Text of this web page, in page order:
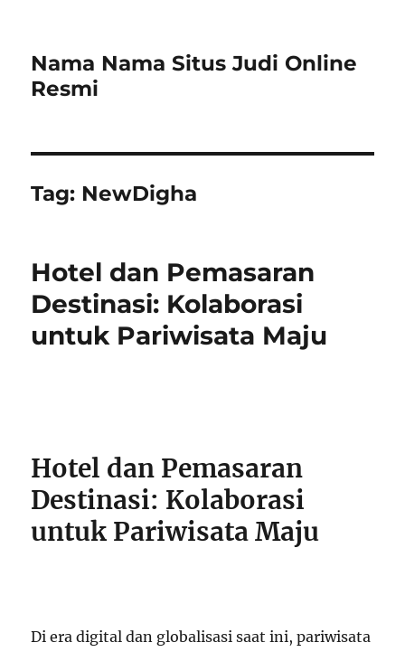
Nama Nama Situs Judi Online
Resmi
Tag: NewDigha
Hotel dan Pemasaran
Destinasi: Kolaborasi
untuk Pariwisata Maju
Hotel dan Pemasaran
Destinasi: Kolaborasi
untuk Pariwisata Maju
Di era digital dan globalisasi saat ini, pariwisata